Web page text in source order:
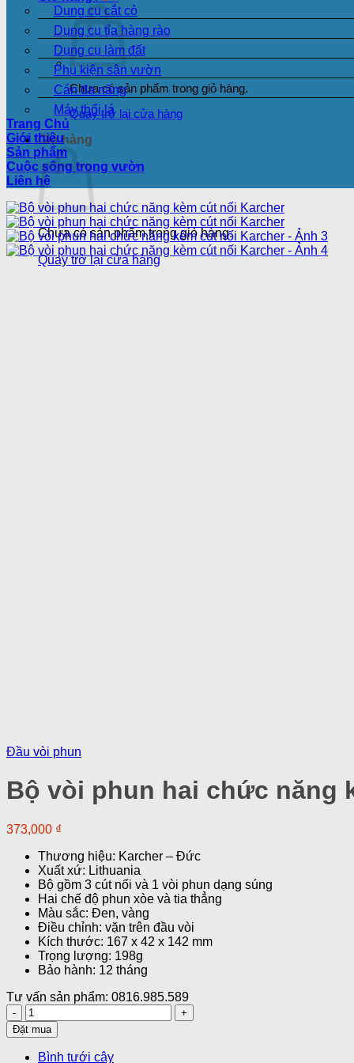
Chưa có sản phẩm trong giỏ hàng.
Quay trở lại cửa hàng
Giỏ hàng
Chưa có sản phẩm trong giỏ hàng.
Quay trở lại cửa hàng
Dụng cụ cắt cỏ
Dụng cụ tỉa hàng rào
Dụng cụ làm đất
Phụ kiện sân vườn
Cán đa năng
Máy thổi lá
Trang Chủ
Giới thiệu
Sản phẩm
Cuộc sống trong vườn
Liên hệ
Đầu vòi phun
Bộ vòi phun hai chức năng
373,000 ₫
Thương hiệu: Karcher – Đức
Xuất xứ: Lithuania
Bộ gồm 3 cút nối và 1 vòi phun dạng súng
Hai chế độ phun xòe và tia thẳng
Màu sắc: Đen, vàng
Điều chỉnh: vặn trên đầu vòi
Kích thước: 167 x 42 x 142 mm
Trọng lượng: 198g
Bảo hành: 12 tháng
Tư vấn sản phẩm: 0816.985.589
Bộ
vòi
phun
hai
Đặt mua
Bình tưới cây